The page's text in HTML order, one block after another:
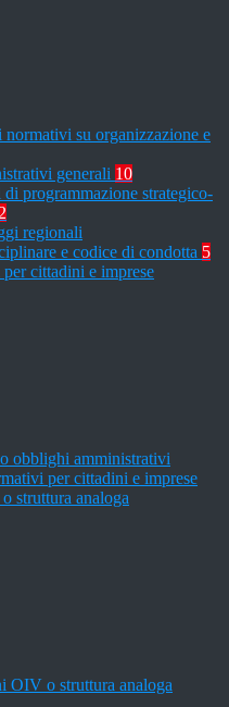
su organizzazione e
generali 10
programmazione strategico-
2
regionali
e codice di condotta 5
cittadini e imprese
obblighi amministrativi
per cittadini e imprese
struttura analoga
OIV o struttura analoga